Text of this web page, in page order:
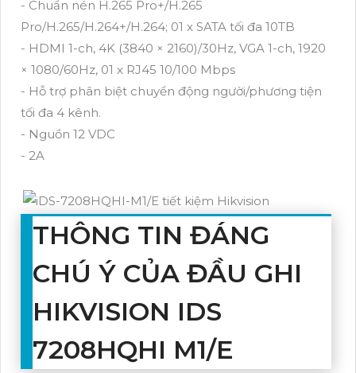
- Chuẩn nén H.265 Pro+/H.265
Pro/H.265/H.264+/H.264; 01 x SATA tối đa 10TB
- HDMI 1-ch, 4K (3840 × 2160)/30Hz, VGA 1-ch, 1920
× 1080/60Hz, 01 x RJ45 10/100 Mbps
- Hỗ trợ phân biệt chuyển động người/phương tiện
tối đa 4 kênh.
- Nguồn 12 VDC
- 2A
THÔNG TIN ĐÁNG
CHÚ Ý CỦA ĐẦU GHI
HIKVISION IDS
7208HQHI M1/E